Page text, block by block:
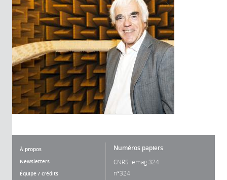
À propos
Newsletters
Équipe / crédits
Numéros papiers
CNRS lemag 324
n°324